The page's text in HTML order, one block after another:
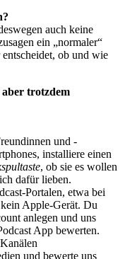
auch keine
ein „normaler“
ob und wie
trotzdem
und -
installiere einen
, ob sie es wollen
dafür lieben.
Portalen, etwa bei
Apple-Gerät. Du
anlegen und uns
App bewerten.
und bewerte uns